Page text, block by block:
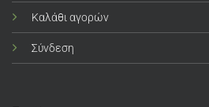
Καλάθι αγορών
Σύνδεση